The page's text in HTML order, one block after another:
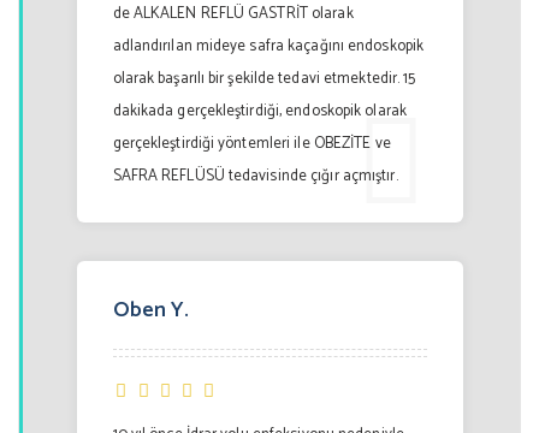
de ALKALEN REFLÜ GASTRİT olarak
adlandırılan mideye safra kaçağını endoskopik
olarak başarılı bir şekilde tedavi etmektedir. 15
dakikada gerçekleştirdiği, endoskopik olarak
gerçekleştirdiği yöntemleri ile OBEZİTE ve
SAFRA REFLÜSÜ tedavisinde çığır açmıştır.
Oben Y.